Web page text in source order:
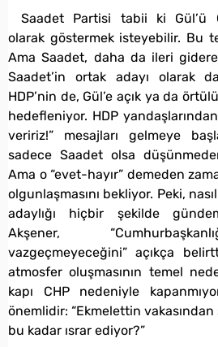
Saadet Partisi tabii ki Gül’ü
olarak göstermek isteyebilir. Bu
Ama Saadet, daha da ileri
Saadet’in ortak adayı olarak
HDP’nin de, Gül’e açık ya da
hedefleniyor. HDP
veririz!” mesajları gelmeye
sadece Saadet olsa
Ama o “evet-hayır” demeden
olgunlaşmasını bekliyor. Peki,
adaylığı hiçbir şekilde
Akşener,
vazgeçmeyeceğini” açıkça
atmosfer oluşmasının temel
kapı CHP nedeniyle
önemlidir: “Ekmelettin vakasından
bu kadar ısrar ediyor?”